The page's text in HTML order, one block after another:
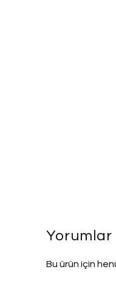
Yorumlar
Bu ürün için